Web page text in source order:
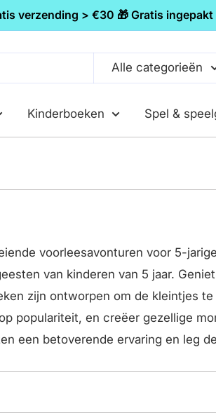
verzending > €30 🎁 Gratis ingepakt
Alle categorieën
Kinderboeken Spel &
voorleesavonturen voor 5-
van kinderen van 5 jaar.
zijn ontworpen om de kleintjes
populariteit, en creëer gezellige
een betoverende ervaring en leg